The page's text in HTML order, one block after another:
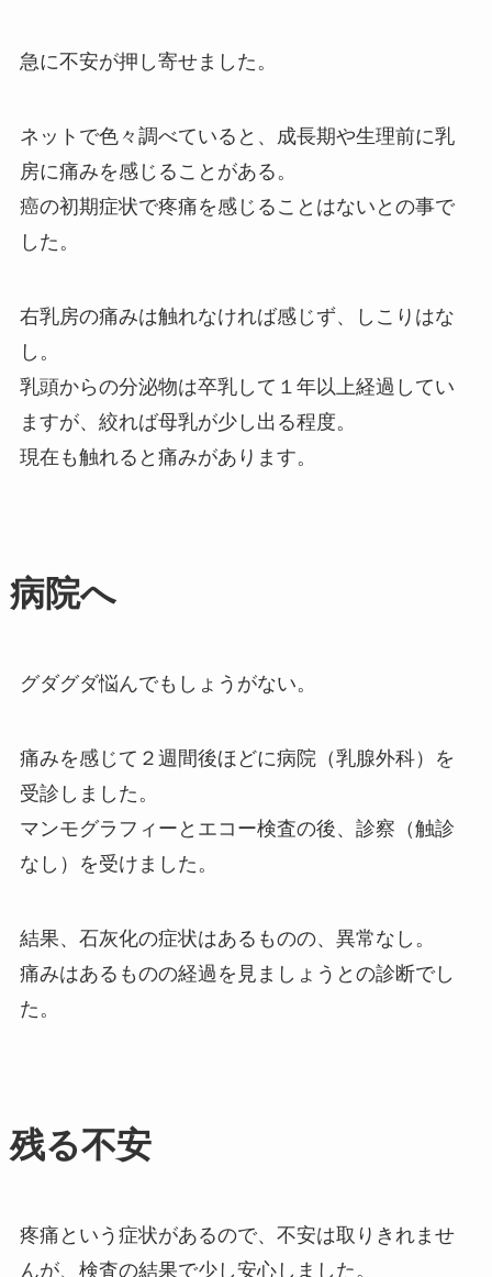
急に不安が押し寄せました。
ネットで色々調べていると、成長期や生理前に乳
房に痛みを感じることがある。
癌の初期症状で疼痛を感じることはないとの事で
した。
右乳房の痛みは触れなければ感じず、しこりはな
し。
乳頭からの分泌物は卒乳して１年以上経過してい
ますが、絞れば母乳が少し出る程度。
現在も触れると痛みがあります。
病院へ
グダグダ悩んでもしょうがない。
痛みを感じて２週間後ほどに病院（乳腺外科）を
受診しました。
マンモグラフィーとエコー検査の後、診察（触診
なし）を受けました。
結果、石灰化の症状はあるものの、異常なし。
痛みはあるものの経過を見ましょうとの診断でし
た。
残る不安
疼痛という症状があるので、不安は取りきれませ
んが、検査の結果で少し安心しました。